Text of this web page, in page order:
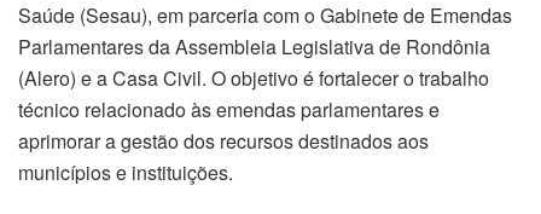
Saúde (Sesau), em parceria com o Gabinete de Emendas
Parlamentares da Assembleia Legislativa de Rondônia
(Alero) e a Casa Civil. O objetivo é fortalecer o trabalho
técnico relacionado às emendas parlamentares e
aprimorar a gestão dos recursos destinados aos
municípios e instituições.